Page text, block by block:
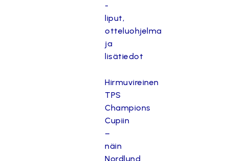
-
liput,
otteluohjelma
ja
lisätiedot
Hirmuvireinen
TPS
Champions
Cupiin
–
näin
Nordlund